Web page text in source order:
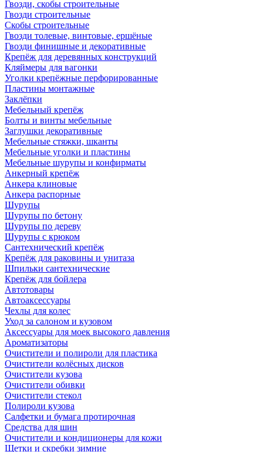
Гвозди, скобы строительные
Гвозди строительные
Скобы строительные
Гвозди толевые, винтовые, ершёные
Гвозди финишные и декоративные
Крепёж для деревянных конструкций
Кляймеры для вагонки
Уголки крепёжные перфорированные
Пластины монтажные
Заклёпки
Мебельный крепёж
Болты и винты мебельные
Заглушки декоративные
Мебельные стяжки, шканты
Мебельные уголки и пластины
Мебельные шурупы и конфирматы
Анкерный крепёж
Анкера клиновые
Анкера распорные
Шурупы
Шурупы по бетону
Шурупы по дереву
Шурупы с крюком
Сантехнический крепёж
Крепёж для раковины и унитаза
Шпильки сантехнические
Крепёж для бойлера
Автотовары
Автоаксессуары
Чехлы для колес
Уход за салоном и кузовом
Аксессуары для моек высокого давления
Ароматизаторы
Очистители и полироли для пластика
Очистители колёсных дисков
Очистители кузова
Очистители обивки
Очистители стекол
Полироли кузова
Салфетки и бумага протирочная
Средства для шин
Очистители и кондиционеры для кожи
Щетки и скребки зимние